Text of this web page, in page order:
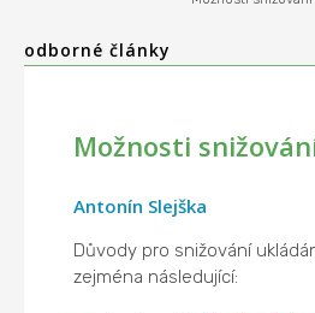
odborné články
Možnosti
Antonín Slejška
Důvody pro snižování
zejména následující: